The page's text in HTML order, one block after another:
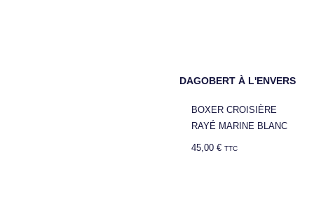
DAGOBERT À L'ENVERS
BOXER CROISIÈRE
RAYÉ MARINE BLANC
45,00€ TTC